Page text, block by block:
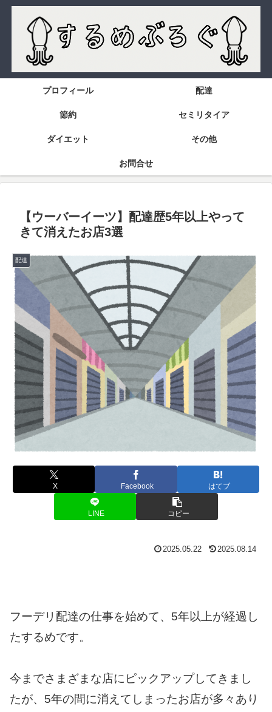
プロフィール 配達
節約 セミリタイア
ダイエット その他
お問合せ
【ウーバーイーツ】配達歴5年以上やって
きて消えたお店3選
配達
X Facebook はてブ
LINE コピー
2025.05.22 2025.08.14
フーデリ配達の仕事を始めて、5年以上が経過し
たするめです。
今までさまざまな店にピックアップしてきまし
たが、5年の間に消えてしまったお店が多々あり